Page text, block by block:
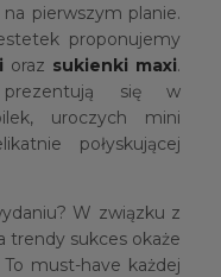
pierwszym planie.
proponujemy
oraz sukienki maxi.
się w
uroczych mini
połyskującej
W związku z
trendy sukces okaże
To must-have każdej